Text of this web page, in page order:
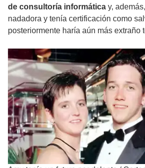
de consultoría informática y,
nadadora y tenía certificación como
posteriormente haría aún más extraño